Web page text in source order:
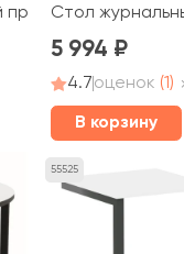
Стол
5 994
4.7оценок (1)
В корзину
55525